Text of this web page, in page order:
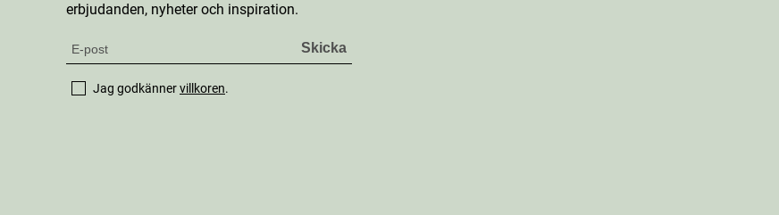
erbjudanden, nyheter och inspiration.
Jag godkännervillkoren.